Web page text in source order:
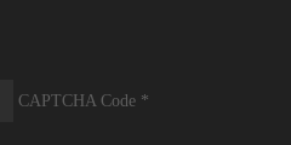
CAPTCHA Code *